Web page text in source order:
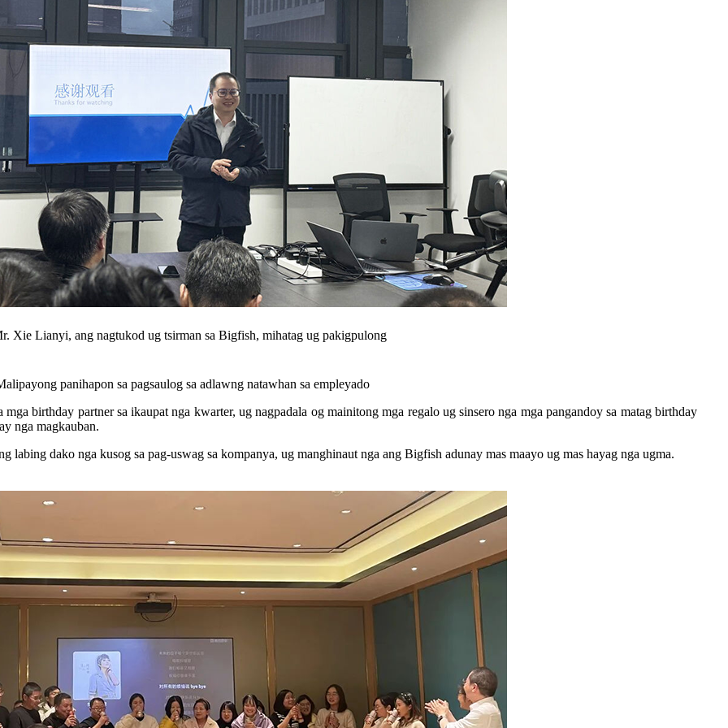
Xie Lianyi, ang nagtukod ug tsirman sa Bigfish, mihatag ug pakigpulong
panihapon sa pagsaulog sa adlawng natawhan sa empleyado
birthday partner sa ikaupat nga kwarter, ug nagpadala og mainitong mga regalo ug sinsero nga mga pangandoy sa matag birthday
nga magkauban.
labing dako nga kusog sa pag-uswag sa kompanya, ug manghinaut nga ang Bigfish adunay mas maayo ug mas hayag nga ugma.